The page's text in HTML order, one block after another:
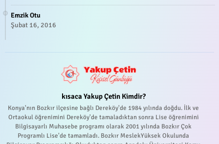
Emzik Otu
Şubat 16, 2016
kısaca Yakup Çetin Kimdir?
Konya'nın Bozkır ilçesine bağlı Dereköy'de 1984 yılında doğdu. İlk ve
Ortaokul öğrenimini Dereköy'de tamaladıktan sonra Lise öğrenimini
Bilgisayarlı Muhasebe programı olarak 2001 yılında Bozkır Çok
Programlı Lise'de tamamladı. Bozkır MeslekYüksek Okulunda